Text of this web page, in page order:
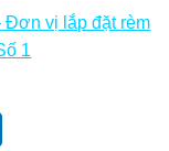
Đơn vị lắp đặt rèm
1